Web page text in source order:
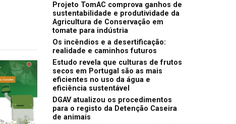
Projeto TomAC comprova ganhos de
sustentabilidade e produtividade da
Agricultura de Conservação em
tomate para indústria
Os incêndios e a desertificação:
realidade e caminhos futuros
Estudo revela que culturas de frutos
secos em Portugal são as mais
eficientes no uso da água e
eficiência sustentável
DGAV atualizou os procedimentos
para o registo da Detenção Caseira
de animais